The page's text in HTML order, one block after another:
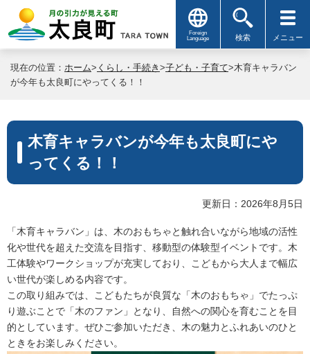
Foreign
Language
検索 メニュー
現在の位置： ホーム> くらし・手続き >子ども・子育て>木育キャラバン
が今年も太良町にやってくる！！
木育キャラバンが今年も太良町にや
ってくる！！
更新日：2026年8月5日
「木育キャラバン」は、木のおもちゃと触れ合いながら地域の活性
化や世代を超えた交流を目指す、移動型の体験型イベントです。木
工体験やワークショップが充実しており、こどもから大人まで幅広
い世代が楽しめる内容です。
この取り組みでは、こどもたちが良質な「木のおもちゃ」でたっぷ
り遊ぶことで「木のファン」となり、自然への関心を育むことを目
的としています。 ぜひご参加いただき、木の魅力とふれあいのひと
ときをお楽しみください。